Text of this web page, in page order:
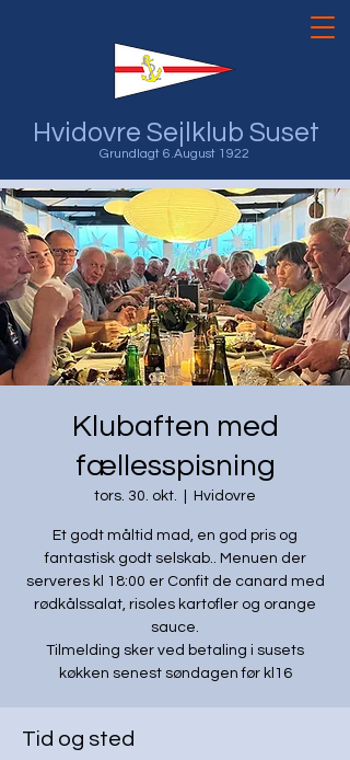
Hvidovre Sejlklub Suset
Grundlagt 6.August 1922
Klubaften med
fællesspisning
tors. 30. okt. Hvidovre
Et godt måltid mad, en god pris og
fantastisk godt selskab.. Menuen der
serveres kl 18:00 er Confit de canard med
rødkålssalat, risoles kartofler og orange
sauce.
Tilmelding sker ved betaling i susets
køkken senest søndagen før kl16
Tid og sted